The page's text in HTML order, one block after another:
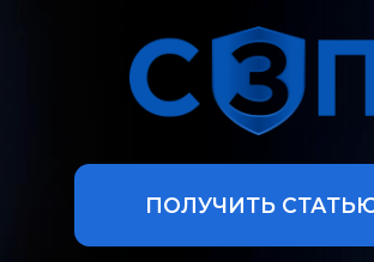
Как не потерять контроль
ПОЛУЧИТЬ СТАТЬЮ